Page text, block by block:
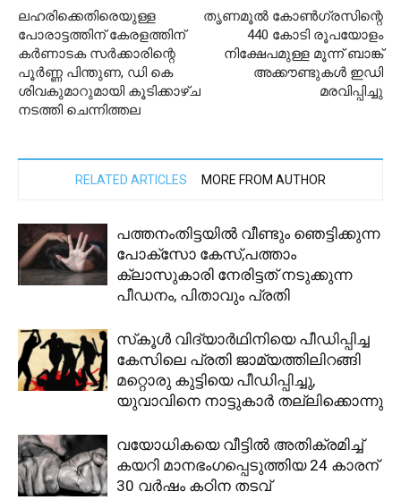
ലഹരിക്കെതിരെയുള്ള
പോരാട്ടത്തിന് കേരളത്തിന്
കര്‍ണാടക സര്‍ക്കാരിന്റെ
പൂര്‍ണ്ണ പിന്തുണ, ഡി കെ
ശിവകുമാറുമായി കൂടിക്കാഴ്ച
നടത്തി ചെന്നിത്തല
തൃണമൂല്‍ കോണ്‍ഗ്രസിന്റെ
440 കോടി രൂപയോളം
നിക്ഷേപമുള്ള മൂന്ന് ബാങ്ക്
അക്കൗണ്ടുകള്‍ ഇഡി
മരവിപ്പിച്ചു
RELATED ARTICLES MORE FROM AUTHOR
പത്തനംതിട്ടയിൽ വീണ്ടും ഞെട്ടിക്കുന്ന
പോക്സോ കേസ്,പത്താം
ക്ലാസുകാരി നേരിട്ടത് നടുക്കുന്ന
പീഡനം, പിതാവും പ്രതി
സ്‌കൂള്‍ വിദ്യാര്‍ഥിനിയെ പീഡിപ്പിച്ച
കേസിലെ പ്രതി ജാമ്യത്തിലിറങ്ങി
മറ്റൊരു കുട്ടിയെ പീഡിപ്പിച്ചു,
യുവാവിനെ നാട്ടുകാര്‍ തല്ലിക്കൊന്നു
വയോധികയെ വീട്ടിൽ അതിക്രമിച്ച്
കയറി മാനഭംഗപ്പെടുത്തിയ 24 കാരന്
30 വർഷം കഠിന തടവ്